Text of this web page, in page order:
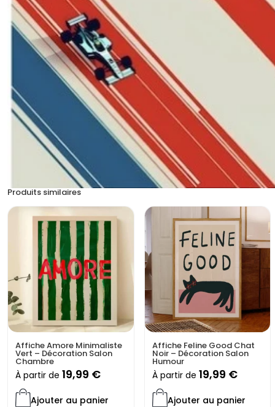
Produits similaires
Affiche Amore Minimaliste
Vert – Décoration Salon
Chambre
À partir de 19,99 €
Ajouter au panier
Affiche Feline Good Chat
Noir – Décoration Salon
Humour
À partir de 19,99 €
Ajouter au panier